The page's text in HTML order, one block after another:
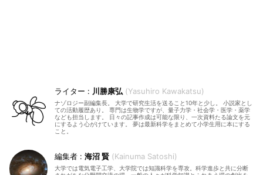
川勝康弘 Yasuhiro Kawakatsu
ナゾロジー副編集長。 大学で研究生活を送ること10年と少し。 小説家とし
ての活動履歴あり。 専門は生物学ですが、量子力学・社会学・医学・薬学
なども担当します。 日々の記事作成は可能な限り、一次資料たる論文を元
にするよう心がけています。 夢は最新科学をまとめて小学生用に本にする
こと。
海沼 賢 Kainuma Satoshi
大学では電気電子工学、大学院では知識科学を専攻。科学進歩と共に分断